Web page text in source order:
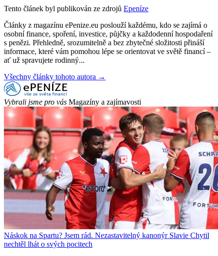
Tento článek byl publikován ze zdrojů Epeníze
Články z magazínu ePenize.eu poslouží každému, kdo se zajímá o
osobní finance, spoření, investice, půjčky a každodenní hospodaření
s penězi. Přehledně, srozumitelně a bez zbytečné složitosti přináší
informace, které vám pomohou lépe se orientovat ve světě financí –
ať už spravujete rodinný...
Všechny články tohoto autora →
Vybrali jsme pro vás Magazíny a zajímavosti
Náskok na Spartu? Jsem rád. Nezastavitelný kanonýr Slavie Chytil
nechtěl lhát o svých pocitech